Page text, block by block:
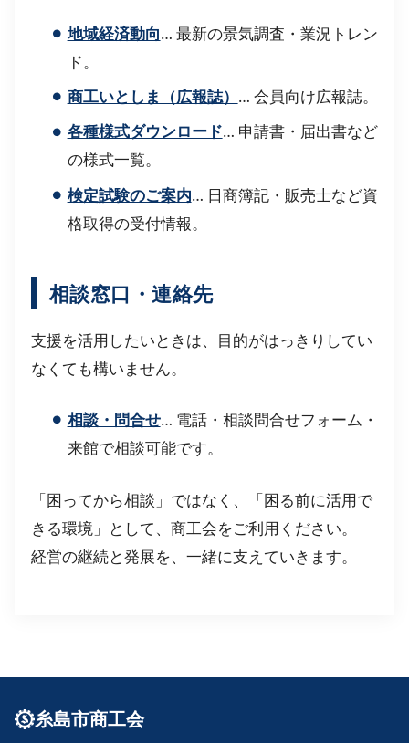
地域経済動向… 最新の景気調査・業況トレン
ド。
商工いとしま（広報誌） … 会員向け広報誌。
各種様式ダウンロード… 申請書・届出書など
の様式一覧。
検定試験のご案内… 日商簿記・販売士など資
格取得の受付情報。
相談窓口・連絡先
支援を活用したいときは、目的がはっきりしてい
なくても構いません。
相談・問合せ… 電話・相談問合せフォーム・
来館で相談可能です。
「困ってから相談」ではなく、「困る前に活用で
きる環境」として、商工会をご利用ください。
経営の継続と発展を、一緒に支えていきます。
糸島市商工会